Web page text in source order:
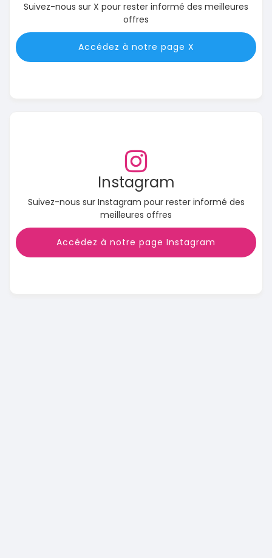
Suivez-nous sur X pour rester informé des meilleures
offres
Accédez à notre page X
Instagram
Suivez-nous sur Instagram pour rester informé des
meilleures offres
Accédez à notre page Instagram